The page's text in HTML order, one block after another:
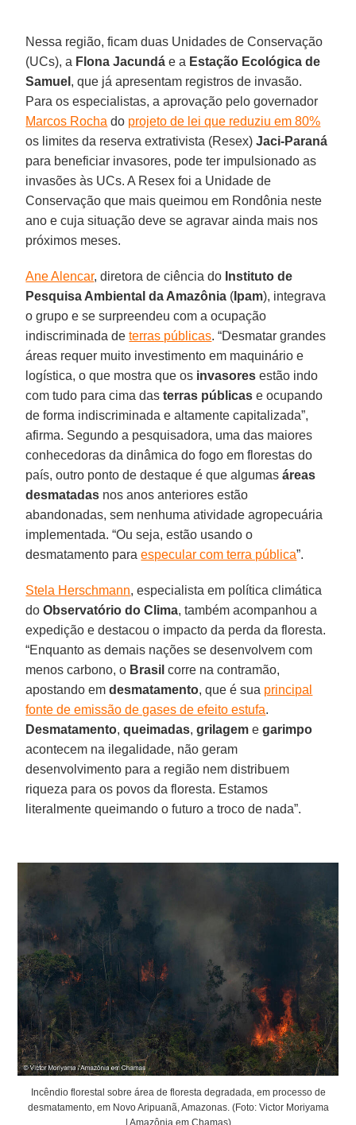
Nessa região, ficam duas Unidades de Conservação
(UCs), a Flona Jacundá e a Estação Ecológica de
Samuel , que já apresentam registros de invasão.
Para os especialistas, a aprovação pelo governador
Marcos Rocha do projeto de lei que reduziu em 80%
os limites da reserva extrativista (Resex)Jaci-Paraná
para beneficiar invasores, pode ter impulsionado as
invasões às UCs. A Resex foi a Unidade de
Conservação que mais queimou em Rondônia neste
ano e cuja situação deve se agravar ainda mais nos
próximos meses.
Ane Alencar, diretora de ciência do Instituto de
Pesquisa Ambiental da Amazônia ( Ipam), integrava
o grupo e se surpreendeu com a ocupação
indiscriminada deterras públicas. “Desmatar grandes
áreas requer muito investimento em maquinário e
logística, o que mostra que os invasores estão indo
com tudo para cima dasterras públicas e ocupando
de forma indiscriminada e altamente capitalizada”,
afirma. Segundo a pesquisadora, uma das maiores
conhecedoras da dinâmica do fogo em florestas do
país, outro ponto de destaque é que algumasáreas
desmatadas nos anos anteriores estão
abandonadas, sem nenhuma atividade agropecuária
implementada. “Ou seja, estão usando o
desmatamento paraespecular com terra pública”.
Stela Herschmann, especialista em política climática
doObservatório do Clima, também acompanhou a
expedição e destacou o impacto da perda da floresta.
“Enquanto as demais nações se desenvolvem com
menos carbono, o Brasil corre na contramão,
apostando emdesmatamento, que é sua principal
fonte de emissão de gases de efeito estufa.
Desmatamento,queimadas,grilagem egarimpo
acontecem na ilegalidade, não geram
desenvolvimento para a região nem distribuem
riqueza para os povos da floresta. Estamos
literalmente queimando o futuro a troco de nada”.
Incêndio florestal sobre área de floresta degradada, em processo de
desmatamento, em Novo Aripuanã, Amazonas. (Foto: Victor Moriyama